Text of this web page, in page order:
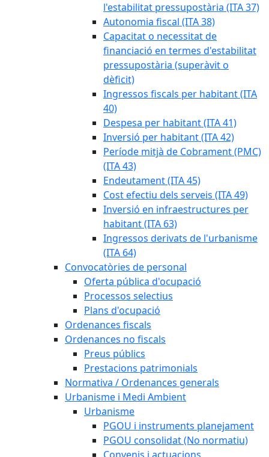
l'estabilitat pressupostària (ITA 37)
Autonomia fiscal (ITA 38)
Capacitat o necessitat de
financiació en termes d'estabilitat
pressupostària (superàvit o
dèficit)
Ingressos fiscals per habitant (ITA
40)
Despesa per habitant (ITA 41)
Inversió per habitant (ITA 42)
Període mitjà de Cobrament (PMC)
(ITA 43)
Endeutament (ITA 45)
Cost efectiu dels serveis (ITA 49)
Inversió en infraestructures per
habitant (ITA 63)
Ingressos derivats de l'urbanisme
(ITA 64)
Convocatòries de personal
Oferta pública d'ocupació
Processos selectius
Plans d'ocupació
Ordenances fiscals
Ordenances no fiscals
Preus públics
Prestacions patrimonials
Normativa / Ordenances generals
Urbanisme i Medi Ambient
Urbanisme
PGOU i instruments planejament
PGOU consolidat (No normatiu)